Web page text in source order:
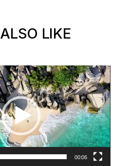
LIKE
00:06